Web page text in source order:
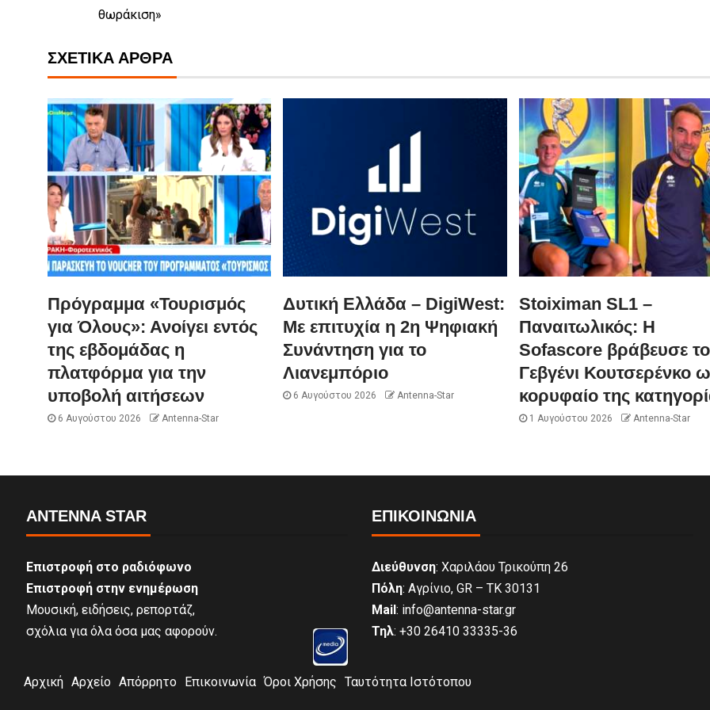
θωράκιση»
ΣΧΕΤΙΚΆ ΆΡΘΡΑ
Πρόγραμμα «Τουρισμός
για Όλους»: Ανοίγει εντός
της εβδομάδας η
πλατφόρμα για την
υποβολή αιτήσεων
6 Αυγούστου 2026 Antenna-Star
Δυτική Ελλάδα – DigiWest:
Με επιτυχία η 2η Ψηφιακή
Συνάντηση για το
Λιανεμπόριο
6 Αυγούστου 2026 Antenna-Star
Stoiximan SL1 –
Παναιτωλικός: Η
Sofascore βράβευσε
Γεβγένι Κουτσερένκο
κορυφαίο της
1 Αυγούστου 2026 Antenna-Star
ANTENNA STAR
Επιστροφή στο ραδιόφωνο
Επιστροφή στην ενημέρωση
Μουσική, ειδήσεις, ρεπορτάζ,
σχόλια για όλα όσα μας αφορούν.
ΕΠΙΚΟΙΝΩΝΊΑ
Διεύθυνση: Χαριλάου Τρικούπη 26
Πόλη: Αγρίνιο, GR – ΤΚ 30131
Mail : info@antenna-star.gr
Τηλ: +30 26410 33335-36
Αρχική Αρχείο Απόρρητο Επικοινωνία Όροι Χρήσης Ταυτότητα Ιστότοπου